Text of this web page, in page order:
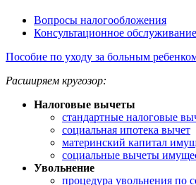
Вопросы налогообложения
Консультационное обслуживание
Пособие по уходу за больным
Расширяем кругозор:
Налоговые вычеты
стандартные налоговые
социальная ипотека вычет
материнский капитал
социальные вычеты
Увольнение
процедура увольнения по